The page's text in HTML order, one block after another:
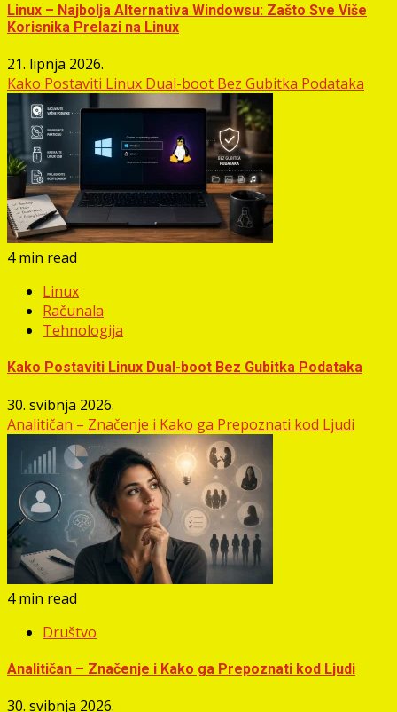
Linux – Najbolja Alternativa Windowsu: Zašto Sve Više
Korisnika Prelazi na Linux
21. lipnja 2026.
Kako Postaviti Linux Dual-boot Bez Gubitka Podataka
4 min read
Linux
Računala
Tehnologija
Kako Postaviti Linux Dual-boot Bez Gubitka Podataka
30. svibnja 2026.
Analitičan – Značenje i Kako ga Prepoznati kod Ljudi
4 min read
Društvo
Analitičan – Značenje i Kako ga Prepoznati kod Ljudi
30. svibnja 2026.